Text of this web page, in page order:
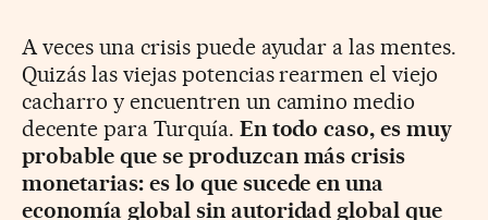
A veces una crisis puede ayudar a las mentes.
Quizás las viejas potencias rearmen el viejo
cacharro y encuentren un camino medio
decente para Turquía. En todo caso, es muy
probable que se produzcan más crisis
monetarias: es lo que sucede en una
economía global sin autoridad global que